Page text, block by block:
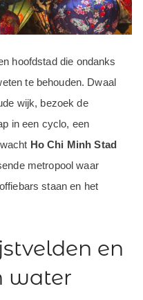
hoofdstad die ondanks
te behouden. Dwaal
wijk, bezoek de
in een cyclo, een
Ho Chi Minh Stad
metropool waar
staan en het
en
water